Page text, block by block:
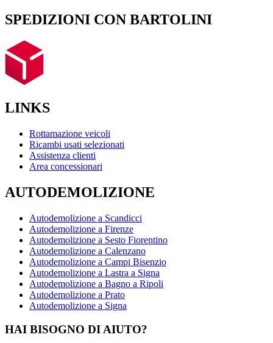
SPEDIZIONI CON BARTOLINI
LINKS
Rottamazione veicoli
Ricambi usati selezionati
Assistenza clienti
Area concessionari
AUTODEMOLIZIONE
Autodemolizione a Scandicci
Autodemolizione a Firenze
Autodemolizione a Sesto Fiorentino
Autodemolizione a Calenzano
Autodemolizione a Campi Bisenzio
Autodemolizione a Lastra a Signa
Autodemolizione a Bagno a Ripoli
Autodemolizione a Prato
Autodemolizione a Signa
HAI BISOGNO DI AIUTO?